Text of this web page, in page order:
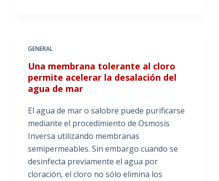
GENERAL
Una membrana tolerante al cloro
permite acelerar la desalación del
agua de mar
El agua de mar o salobre puede purificarse
mediante el procedimiento de Osmosis
Inversa utilizando membranas
semipermeables. Sin embargo cuando se
desinfecta previamente el agua por
cloración, el cloro no sólo elimina los